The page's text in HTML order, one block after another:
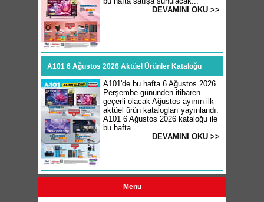
DEVAMINI OKU >>
A101 6 Ağustos 2026 Aktüel Ürünler Kataloğu
A101'de bu hafta 6 Ağustos 2026
Perşembe gününden itibaren
geçerli olacak Ağustos ayının ilk
aktüel ürün katalogları yayınlandı.
A101 6 Ağustos 2026 kataloğu ile
bu hafta...
DEVAMINI OKU >>
Menü